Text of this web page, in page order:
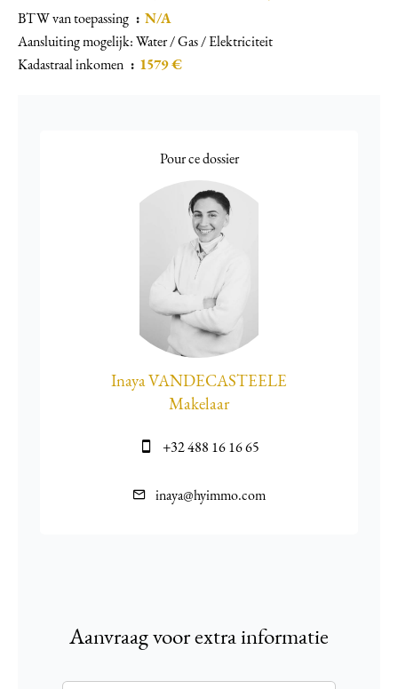
BTW van toepassing
N/A
Aansluiting mogelijk: Water / Gas / Elektriciteit
Kadastraal inkomen
1579 €
Pour ce dossier
Inaya VANDECASTEELE
Makelaar
+32 488 16 16 65
inaya@hyimmo.com
Aanvraag voor extra informatie